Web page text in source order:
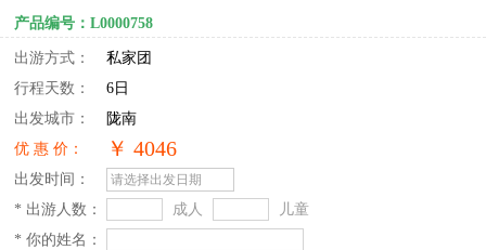
产品编号：L0000758
出游方式：
私家团
行程天数：
6日
出发城市：
陇南
优 惠 价：
￥ 4046
出发时间：
* 出游人数：
成人
儿童
* 你的姓名：